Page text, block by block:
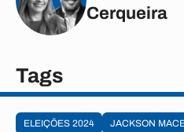
Cerqueira
Tags
ELEIÇÕES 2024 JACKSON